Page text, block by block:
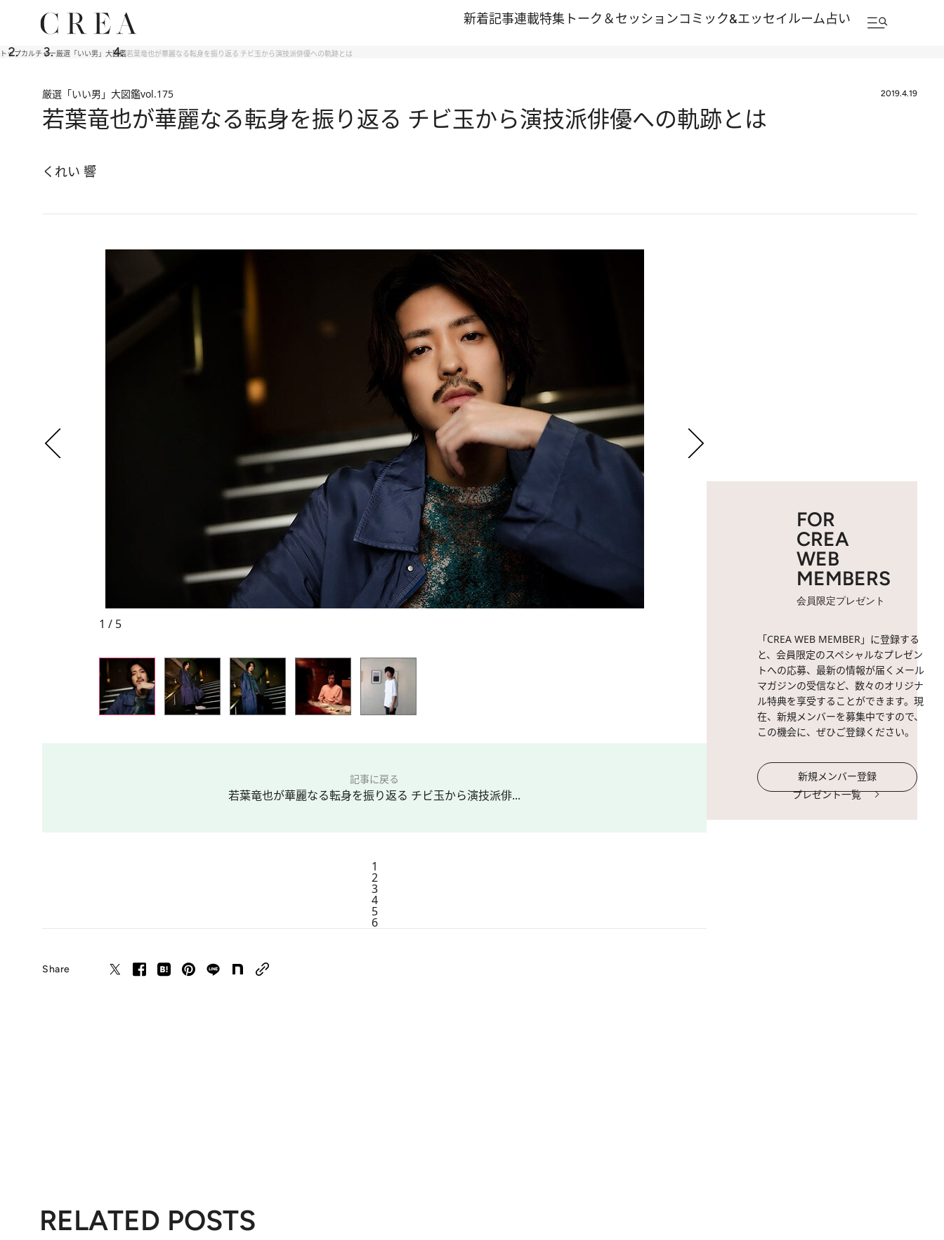
新着記事連載特集 トーク＆セッションコミック&エッセイルーム占い
トップカルチャー厳選「いい男」大図鑑若葉竜也が華麗なる転身を振り返る チビ玉から演技派俳優への軌跡とは
厳選「いい男」大図鑑vol.175 2019.4.19
若葉竜也が華麗なる転身を振り返る チビ玉から演技派俳優への軌跡とは
くれい 響
1 / 5
記事に戻る
若葉竜也が華麗なる転身を振り返る チビ玉から演技派俳...
1
2
3
4
5
6
Share
FOR
CREA
WEB
MEMBERS
会員限定プレゼント
「CREA WEB MEMBER」に登録する
と、会員限定のスペシャルなプレゼン
トへの応募、最新の情報が届くメール
マガジンの受信など、数々のオリジナ
ル特典を享受することができます。現
在、新規メンバーを募集中ですので、
この機会に、ぜひご登録ください。
新規メンバー登録
プレゼント一覧
RELATED POSTS